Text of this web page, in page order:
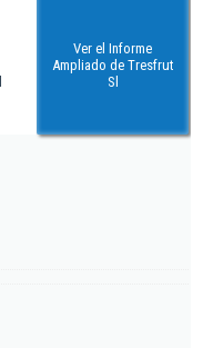
Ver el Informe
Ampliado de Tresfrut
Sl